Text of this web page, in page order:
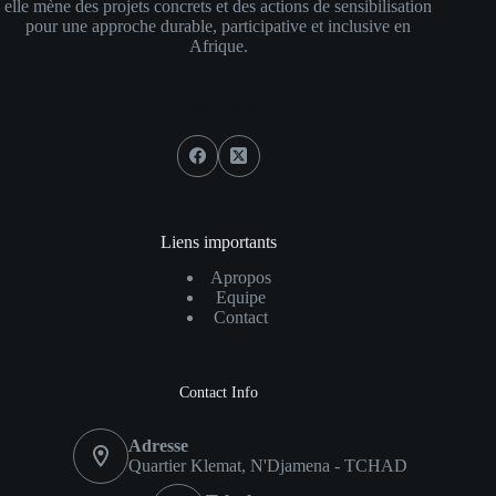
elle mène des projets concrets et des actions de sensibilisation
pour une approche durable, participative et inclusive en
Afrique.
Liens importants
Apropos
Equipe
Contact
Contact Info
Adresse
Quartier Klemat, N'Djamena - TCHAD